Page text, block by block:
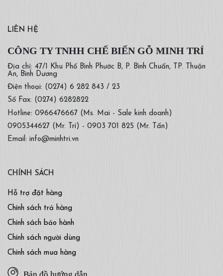
LIÊN HỆ
CÔNG TY TNHH CHẾ BIẾN GỖ MINH TRÍ
Địa chỉ: 47/1 Khu Phố Bình Phước B, P. Bình Chuẩn, TP. Thuận
An, Bình Dương
Điện thoại: (0274) 6 282 843 / 23
Số Fax: (0274) 6282822
Hotline: 0966476667 (Ms. Mai - Sale kinh doanh)
0905344627 (Mr. Trí) - 0903 701 825 (Mr. Tấn)
Email: info@minhtri.vn
CHÍNH SÁCH
Hỗ trợ đặt hàng
Chính sách trả hàng
Chính sách bảo hành
Chính sách người dùng
Chính sách mua hàng